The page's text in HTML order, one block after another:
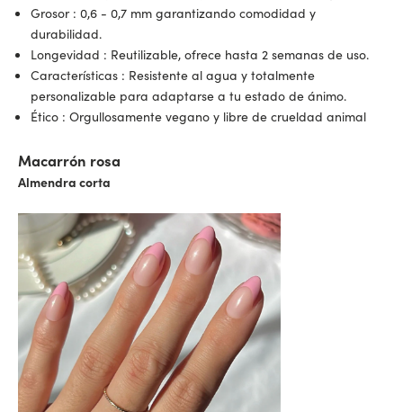
Grosor : 0,6 - 0,7 mm garantizando comodidad y
durabilidad.
Longevidad : Reutilizable, ofrece hasta 2 semanas de uso.
Características : Resistente al agua y totalmente
personalizable para adaptarse a tu estado de ánimo.
Ético : Orgullosamente vegano y libre de crueldad animal
Macarrón rosa
Almendra corta